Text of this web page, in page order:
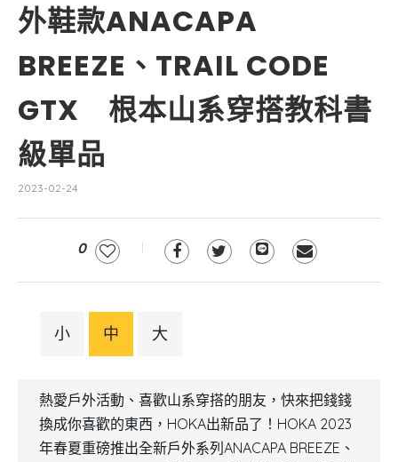
外鞋款ANACAPA
BREEZE、TRAIL CODE
GTX 根本山系穿搭教科書
級單品
2023-02-24
0
小 中 大
熱愛戶外活動、喜歡山系穿搭的朋友，快來把錢錢
換成你喜歡的東西，HOKA出新品了！HOKA 2023
年春夏重磅推出全新戶外系列ANACAPA BREEZE、